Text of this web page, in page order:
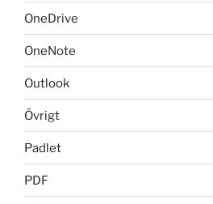
OneDrive
OneNote
Outlook
Övrigt
Padlet
PDF